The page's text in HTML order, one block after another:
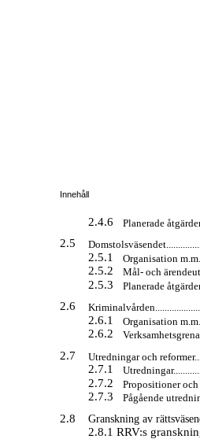
Innehåll
2.4.6 Planerade
2.5
2.5.1 Organisation
2.5.2 Mål- och
2.5.3 Planerade
2.6
2.6.1 Organisation
2.6.2
2.7 Utredningar och
2.7.1
2.7.2 Propositioner och
2.7.3 Pågående
2.8 Granskning av
2.8.1 RRV:s